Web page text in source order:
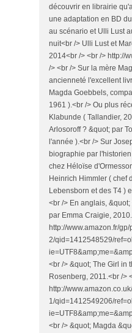
découvrir en librairie
une adaptation en BD
au scénario et Ulli Lust
nuit<br /> Ulli Lust et
2014<br /> <br /> http://
/> <br /> Sur la mère
ancienneté l'excellent
Magda Goebbels,
1961 ).<br /> Ou plus
Klabunde ( Tallandier,
Arlosoroff ? &quot; par
l'année ).<br /> Sur
biographie par
chez Héloïse
Heinrich Himmler ( chef
Lebensborn et des T4 )
<br /> En anglais,
par Emma Craigie,
http://www.amazon.fr/
2/qid=1412548529/
<br /> &quot; The Girl in
Rosenberg, 2011.<br />
http://
1/qid=1412549206/
<br /> &quot; Magda